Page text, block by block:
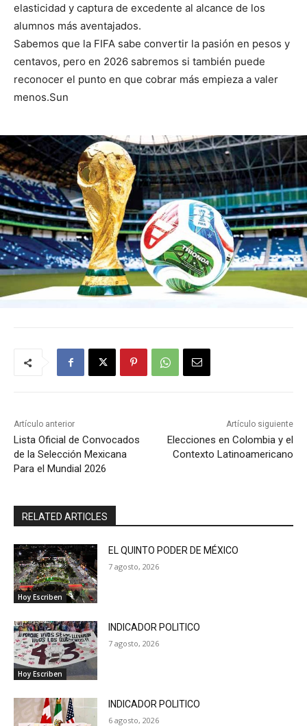
elasticidad y captura de excedente al alcance de los
alumnos más aventajados.
Sabemos que la FIFA sabe convertir la pasión en pesos y
centavos, pero en 2026 sabremos si también puede
reconocer el punto en que cobrar más empieza a valer
menos.Sun
Artículo anterior
Lista Oficial de Convocados
de la Selección Mexicana
Para el Mundial 2026
Artículo siguiente
Elecciones en Colombia y el
Contexto Latinoamericano
RELATED ARTICLES
Hoy Escriben
EL QUINTO PODER DE MÉXICO
7 agosto, 2026
Hoy Escriben
INDICADOR POLITICO
7 agosto, 2026
INDICADOR POLITICO
6 agosto, 2026